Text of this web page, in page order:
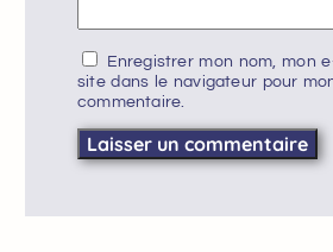
Enregistrer mon nom, mon
site dans le navigateur pour
commentaire.